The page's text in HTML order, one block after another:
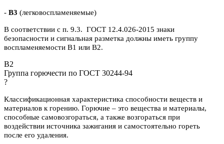
- В3 (легковоспламеняемые)
В соответствии с п. 9.3. ГОСТ 12.4.026-2015 знаки
безопасности и сигнальная разметка должны иметь группу
воспламеняемости В1 или В2.
B2
Группа горючести по ГОСТ 30244-94
?
Классификационная характеристика способности веществ и
материалов к горению. Горючие – это вещества и материалы,
способные самовозгораться, а также возгораться при
воздействии источника зажигания и самостоятельно гореть
после его удаления.